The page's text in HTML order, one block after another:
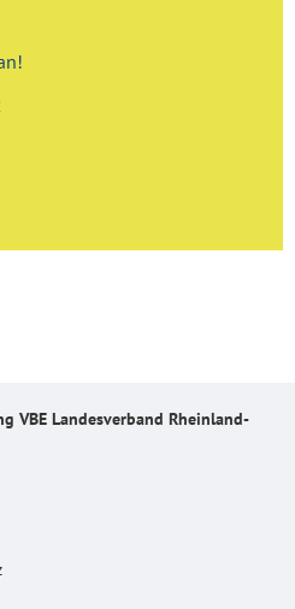
VBE Landesverband Rheinland-